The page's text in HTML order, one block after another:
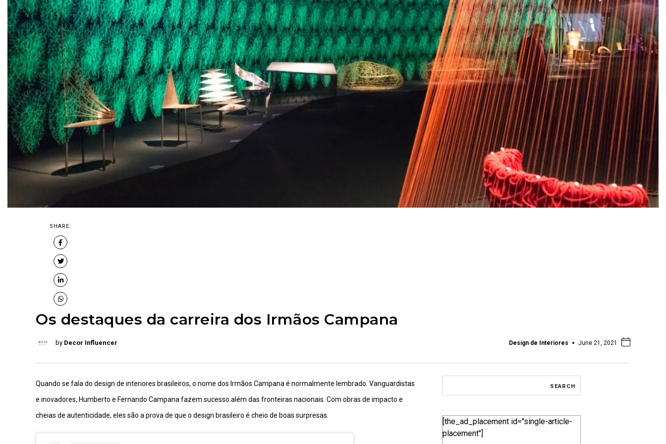
SHARE:
Os destaques da carreira dos Irmãos Campana
by Decor Influencer Design de Interiores June 21, 2021
Quando se fala do design de interiores brasileiros, o nome dos Irmãos Campana é normalmente lembrado. Vanguardistas
e inovadores, Humberto e Fernando Campana fazem sucesso além das fronteiras nacionais. Com obras de impacto e
cheias de autenticidade, eles são a prova de que o design brasileiro é cheio de boas surpresas.
[the_ad_placement id="single-article-
placement"]